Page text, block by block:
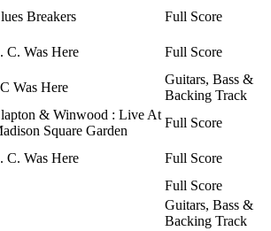
Breakers
Full Score
C. Was Here
Full Score
Was Here
Guitars, Bass &
Backing Track
& Winwood : Live At
Square Garden
Full Score
C. Was Here
Full Score
Full Score
Guitars, Bass &
Backing Track